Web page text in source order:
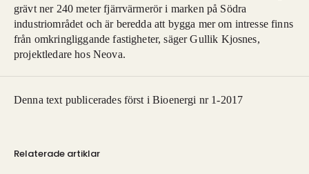
grävt ner 240 meter fjärrvärmerör i marken på Södra
industriområdet och är beredda att bygga mer om intresse finns
från omkringliggande fastigheter, säger Gullik Kjosnes,
projektledare hos Neova.
Denna text publicerades först i Bioenergi nr 1-2017
Relaterade artiklar